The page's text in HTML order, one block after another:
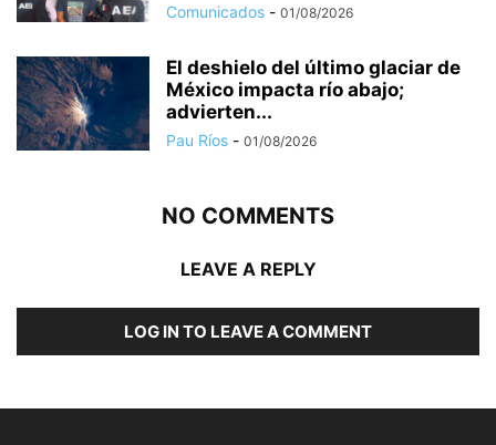
Comunicados - 01/08/2026
El deshielo del último glaciar de
México impacta río abajo;
advierten...
Pau Ríos - 01/08/2026
NO COMMENTS
LEAVE A REPLY
LOG IN TO LEAVE A COMMENT